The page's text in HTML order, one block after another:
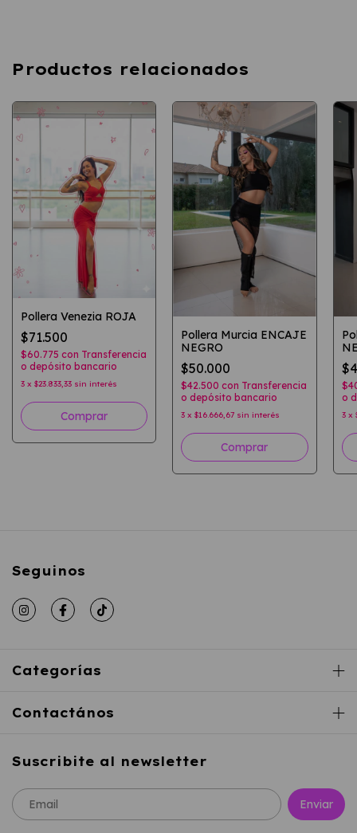
Productos relacionados
Pollera Venezia ROJA
$71.500
$60.775 con Transferencia
o depósito bancario
3 x $23.833,33 sin interés
Comprar
Pollera Murcia ENCAJE
NEGRO
$50.000
$42.500con Transferencia
o depósito bancario
3 x$16.666,67 sin interés
Comprar
o
3 x
Seguinos
Categorías
Contactános
Suscribite al newsletter